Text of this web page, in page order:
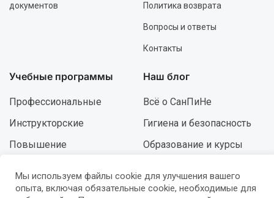
документов
Политика возврата
Вопросы и ответы
Контакты
Учебные программы
Профессиональные
Инструкторские
Повышение
Роспись и дизайн
Наш блог
Всё о СанПиНе
Гигиена и безопасность
Образование и курсы
Развитие и карьера
Мы используем файлы cookie для улучшения вашего
опыта, включая обязательные cookie, необходимые для